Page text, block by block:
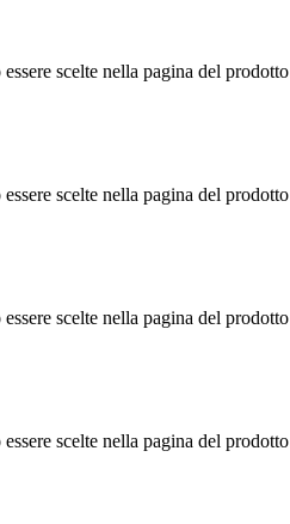
scelte nella pagina del prodotto
scelte nella pagina del prodotto
scelte nella pagina del prodotto
scelte nella pagina del prodotto